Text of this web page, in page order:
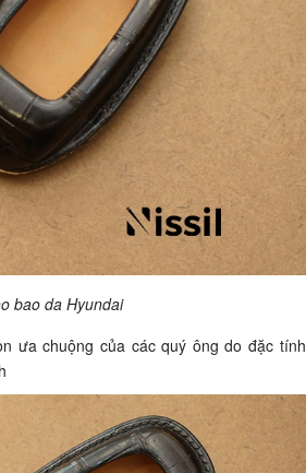
bao da Hyundai
ưa chuộng của các quý ông do đặc tính